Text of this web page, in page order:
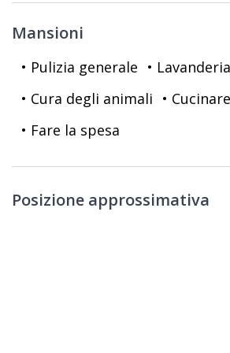
Mansioni
• Pulizia generale • Lavanderia
• Cura degli animali • Cucinare
• Fare la spesa
Posizione approssimativa